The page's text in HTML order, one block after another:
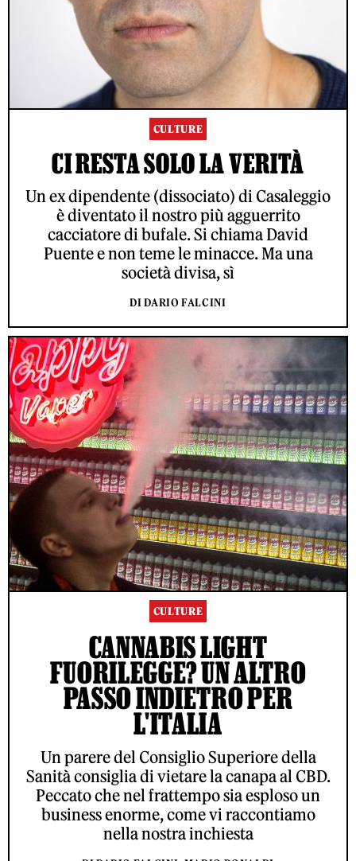
CULTURE
CI RESTA SOLO LA VERITÀ
Un ex dipendente (dissociato) di Casaleggio
è diventato il nostro più agguerrito
cacciatore di bufale. Si chiama David
Puente e non teme le minacce. Ma una
società divisa, sì
DI DARIO FALCINI
CULTURE
CANNABIS LIGHT
FUORILEGGE? UN ALTRO
PASSO INDIETRO PER
L'ITALIA
Un parere del Consiglio Superiore della
Sanità consiglia di vietare la canapa al CBD.
Peccato che nel frattempo sia esploso un
business enorme, come vi raccontiamo
nella nostra inchiesta